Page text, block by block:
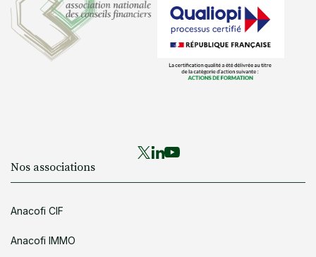
Nos associations
Anacofi CIF
Anacofi IMMO